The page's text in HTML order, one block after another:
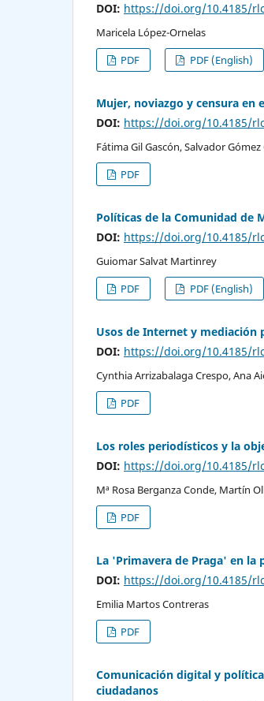
DOI: https://doi.org/10.4185/
Maricela López-Ornelas
PDF
PDF (English)
Mujer, noviazgo y censura en
DOI: https://doi.org/10.4185/
Fátima Gil Gascón, Salvador Gómez
PDF
Políticas de la Comunidad de
DOI: https://doi.org/10.4185/
Guiomar Salvat Martinrey
PDF
PDF (English)
Usos de Internet y mediación
DOI: https://doi.org/10.4185/
Cynthia Arrizabalaga Crespo, Ana
PDF
Los roles periodísticos y la
DOI: https://doi.org/10.4185/
Mª Rosa Berganza Conde, Martín
PDF
La 'Primavera de Praga' en la
DOI: https://doi.org/10.4185/
Emilia Martos Contreras
PDF
Comunicación digital y
ciudadanos